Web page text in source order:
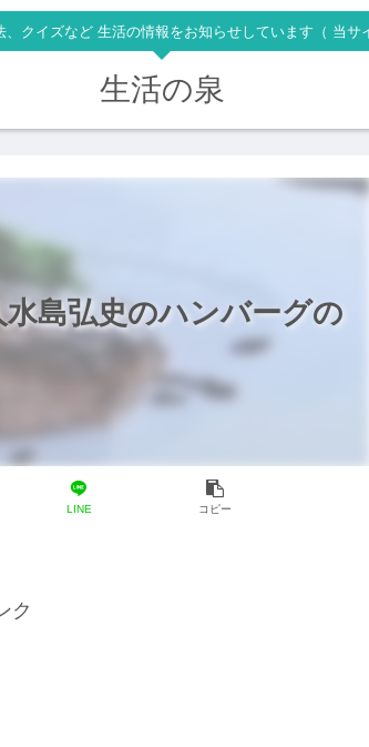
クイズなど 生活の情報をお知らせしています（ 当サ
生活の泉
水島弘史のハンバーグの
LINE コピー
ク